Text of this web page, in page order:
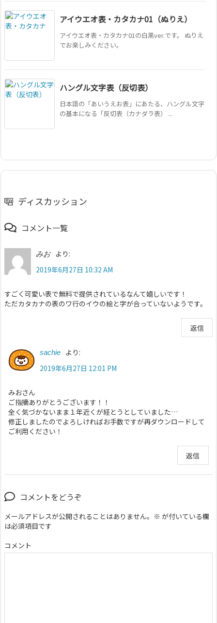
アイウエオ表・カタカナ01（ぬりえ）
アイウエオ表・カタカナ01の白黒ver.です。 ぬりえ
でお楽しみください。
ハングル文字表（反切表）
日本語の「あいうえお表」にあたる、ハングル文字
の基本になる「反切表（カナダラ表） ...
ディスカッション
コメント一覧
みお
より:
2019年6月27日 10:32 AM
すごく可愛い表で無料で提供されているなんて嬉しいです！
ただカタカナの表のワ行のイウの絵と字が合っていないようです。
返信
sachie
より:
2019年6月27日 12:01 PM
みおさん
ご指摘ありがとうございます！！
全く気づかないまま１年近くが経とうとしていました…
修正しましたのでよろしければお手数ですが再ダウンロードして
ご利用ください！
返信
コメントをどうぞ
メールアドレスが公開されることはありません。 ※ が付いている欄
は必須項目です
コメント